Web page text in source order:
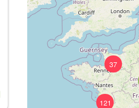
37
121